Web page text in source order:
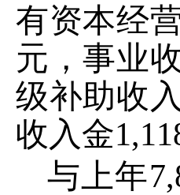
有资本经
元，事业
级补助收入
收入金
与上年